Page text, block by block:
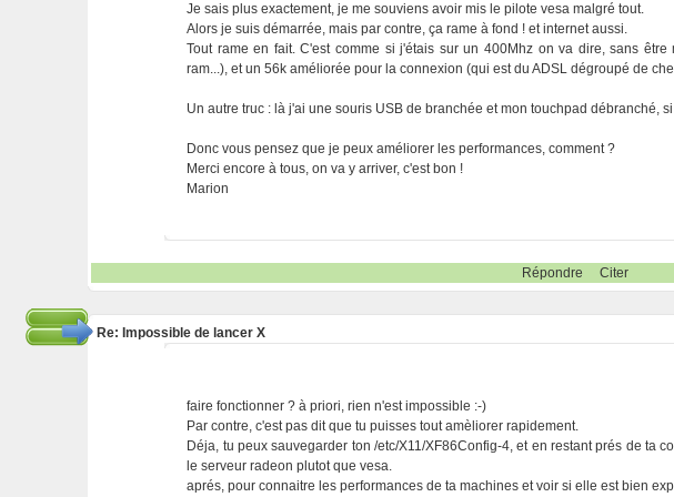
Je sais plus exactement, je me souviens avoir mis le pilote vesa malgré tout.
Alors je suis démarrée, mais par contre, ça rame à fond ! et internet aussi.
Tout rame en fait. C'est comme si j'étais sur un 400Mhz on va dire, sans
ram...), et un 56k améliorée pour la connexion (qui est du ADSL dégroupé de
Un autre truc : là j'ai une souris USB de branchée et mon touchpad débranché,
Donc vous pensez que je peux améliorer les performances, comment ?
Merci encore à tous, on va y arriver, c'est bon !
Marion
Répondre Citer
Re: Impossible de lancer X
faire fonctionner ? à priori, rien n'est impossible :-)
Par contre, c'est pas dit que tu puisses tout amèliorer rapidement.
Déja, tu peux sauvegarder ton /etc/X11/XF86Config-4, et en restant prés de ta
le serveur radeon plutot que vesa.
aprés, pour connaitre les performances de ta machines et voir si elle est bien